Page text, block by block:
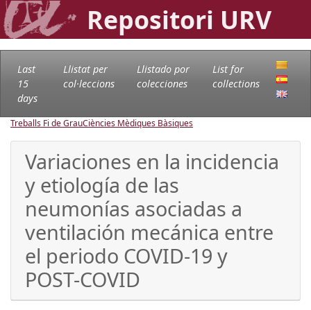
Repositori URV
Last
15
days
Llistat per
col·leccions
Llistado por
colecciones
List for
collections
Treballs Fi de GrauCiències Mèdiques Bàsiques
Variaciones en la incidencia
y etiología de las
neumonías asociadas a
ventilación mecánica entre
el periodo COVID-19 y
POST-COVID